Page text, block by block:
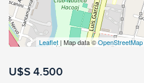
Leaflet | Map data ©OpenStreetMap
U$S 4.500